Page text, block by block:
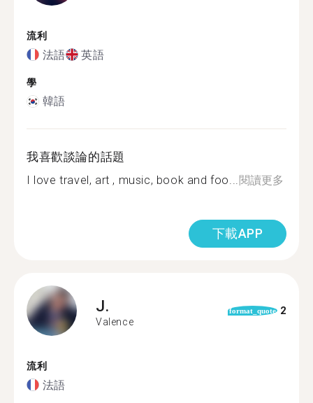
流利
法語 英語
學
韓語
我喜歡談論的話題
I love travel, art , music, book and foo...閱讀更多
下載APP
J.
Valence
format_quote 2
流利
法語